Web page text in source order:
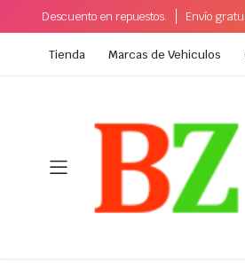
Descuento en repuestos. Envío
Tienda Marcas de Vehiculos